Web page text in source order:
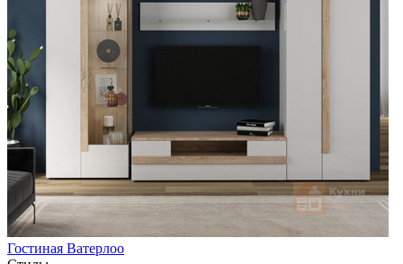
Гостиная Ватерлоо